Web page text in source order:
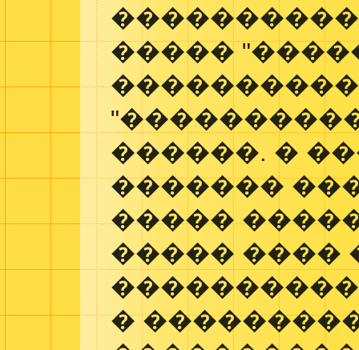
�����
������. �
�������
�����
����� ����
�